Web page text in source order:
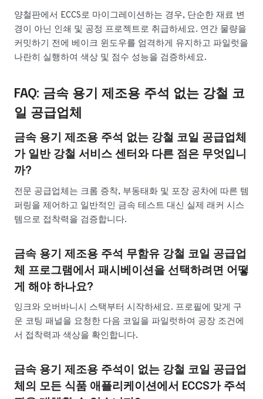
양철판에서 ECCS로 마이그레이션하는 경우, 단순한 재료 변
경이 아닌 인쇄 및 공정 프로젝트로 취급하세요. 연간 물량을
커밋하기 전에 베이크 윈도우를 엄격하게 유지하고 파일럿을
나란히 실행하여 색상 및 점수 성능을 검증하세요.
FAQ: 금속 용기 제조용 주석 없는 강철 코
일 공급업체
금속 용기 제조용 주석 없는 강철 코일 공급업체
가 일반 강철 서비스 센터와 다른 점은 무엇입니
까?
전문 공급업체는 크롬 증착, 부동태화 및 포장 공차에 따른 템
퍼링을 제어하고 일반적인 금속 테스트 대신 실제 래커 시스
템으로 접착력을 검증합니다.
금속 용기 제조용 주석 무함유 강철 코일 공급업
체 프로그램에서 패시베이션을 선택하려면 어떻
게 해야 하나요?
잉크와 오버바니시 스택부터 시작하세요. 프로필에 맞게 구
운 코팅 패널을 요청한 다음 코일을 파일럿하여 공장 조건에
서 접착력과 색상을 확인합니다.
금속 용기 제조용 주석이 없는 강철 코일 공급업
체의 모든 식품 애플리케이션에서 ECCS가 주석